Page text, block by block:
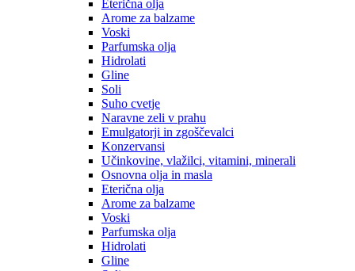
Eterična olja
Arome za balzame
Voski
Parfumska olja
Hidrolati
Gline
Soli
Suho cvetje
Naravne zeli v prahu
Emulgatorji in zgoščevalci
Konzervansi
Učinkovine, vlažilci, vitamini, minerali
Osnovna olja in masla
Eterična olja
Arome za balzame
Voski
Parfumska olja
Hidrolati
Gline